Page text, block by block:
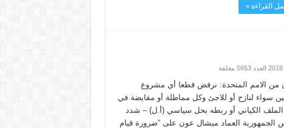
القراءة »
من الامم المتحدة: نرفض قطعا أي مشروع
سواء لنازح أو للاجئ وكل مماطلة أو مقايضة في
الملف الكياني أو ربطه بحل سياسي (أ.ل) – شدد
الجمهورية العماد ميشال عون على “ضرورة قيام